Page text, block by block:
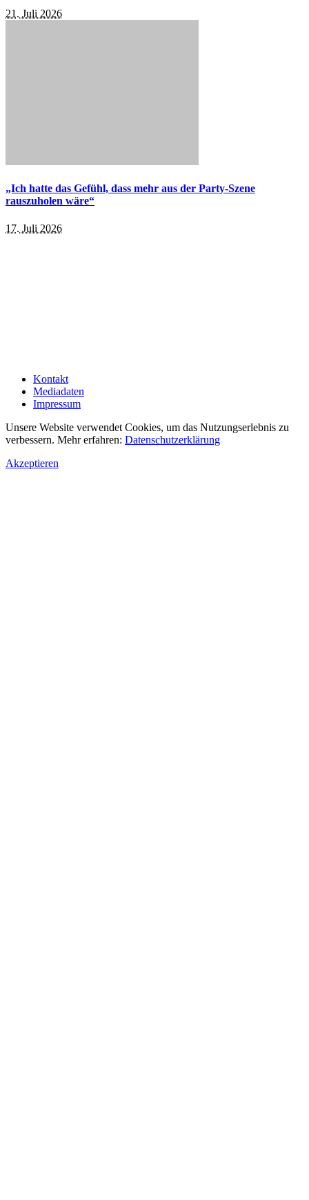
21. Juli 2026
„Ich hatte das Gefühl, dass mehr aus der Party-Szene
rauszuholen wäre“
17. Juli 2026
Kontakt
Mediadaten
Impressum
Unsere Website verwendet Cookies, um das Nutzungserlebnis zu
verbessern. Mehr erfahren: Datenschutzerklärung
Akzeptieren